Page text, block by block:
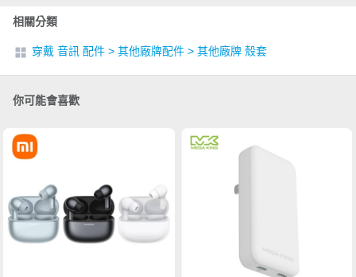
相關分類
穿戴 音訊 配件 > 其他廠牌配件 > 其他廠牌 殼套
你可能會喜歡